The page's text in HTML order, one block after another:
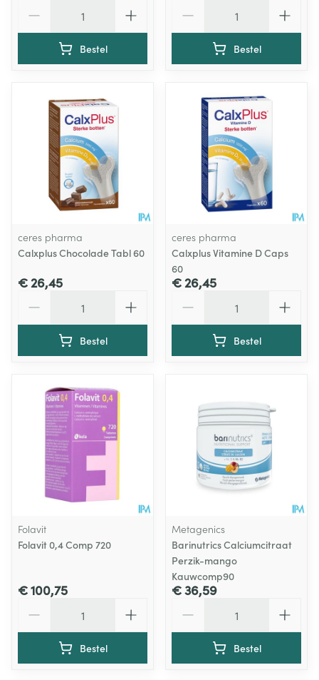
Bestel Bestel
ceres pharma
Calxplus Chocolade Tabl 60
€ 26,45
Bestel
ceres pharma
Calxplus Vitamine D Caps
60
€ 26,45
Bestel
Folavit
Folavit 0,4 Comp 720
€ 100,75
Bestel
Metagenics
Barinutrics Calciumcitraat
Perzik-mango
Kauwcomp90
€ 36,59
Bestel